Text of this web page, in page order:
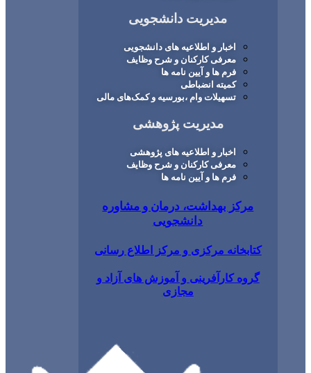
مدیریت دانشجویی
اخبار و اطلاعیه های دانشجویی
معرفی کارکنان و شرح وظایف
فرم ها و آیین نامه ها
کمیته انضباطی
تسهیلات وام ،بورسیه و کمک‌های مالی
مدیریت پژوهشی
اخبار و اطلاعیه های پژوهشی
معرفی کارکنان و شرح وظایف
فرم ها و آیین نامه ها
بهداشت، درمان و مشاوره
مرکزی و مرکز اطلاع رسانی
کارآفرینی و آموزش های آزاد و